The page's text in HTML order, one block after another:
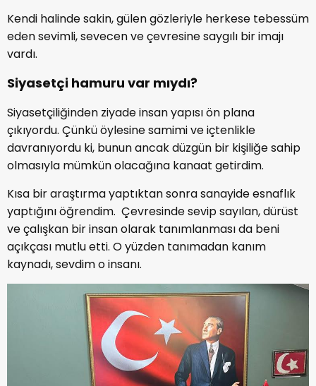
Kendi halinde sakin, gülen gözleriyle herkese tebessüm
eden sevimli, sevecen ve çevresine saygılı bir imajı
vardı.
Siyasetçi hamuru var mıydı?
Siyasetçiliğinden ziyade insan yapısı ön plana
çıkıyordu. Çünkü öylesine samimi ve içtenlikle
davranıyordu ki, bunun ancak düzgün bir kişiliğe sahip
olmasıyla mümkün olacağına kanaat getirdim.
Kısa bir araştırma yaptıktan sonra sanayide esnaflık
yaptığını öğrendim. Çevresinde sevip sayılan, dürüst
ve çalışkan bir insan olarak tanımlanması da beni
açıkçası mutlu etti. O yüzden tanımadan kanım
kaynadı, sevdim o insanı.